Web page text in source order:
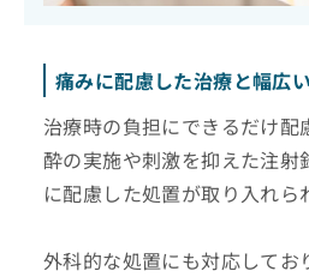
痛みに配慮した治療と幅広
治療時の負担にできるだけ配
酔の実施や刺激を抑えた注射
に配慮した処置が取り入れら
外科的な処置にも対応してお